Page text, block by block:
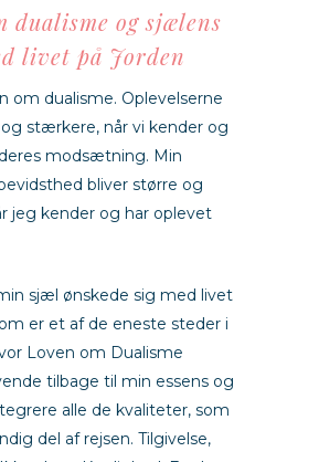
dualisme og sjælens
livet på Jorden
om dualisme. Oplevelserne
stærkere, når vi kender og
modsætning. Min
bliver større og
jeg kender og har oplevet
sjæl ønskede sig med livet
er et af de eneste steder i
Loven om Dualisme
tilbage til min essens og
alle de kvaliteter, som
del af rejsen. Tilgivelse,